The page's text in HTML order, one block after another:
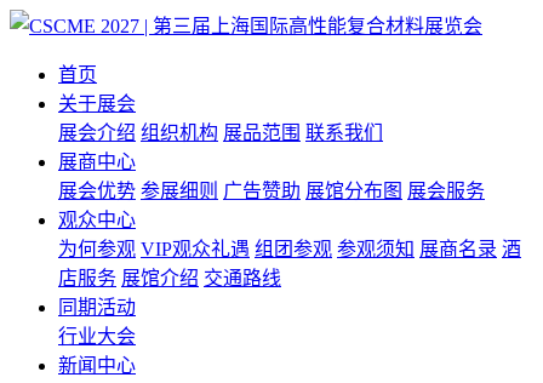
首页
关于展会
展会介绍 组织机构 展品范围 联系我们
展商中心
展会优势 参展细则 广告赞助 展馆分布图 展会服务
观众中心
为何参观 VIP观众礼遇 组团参观 参观须知 展商名录 酒
店服务 展馆介绍 交通路线
同期活动
行业大会
新闻中心